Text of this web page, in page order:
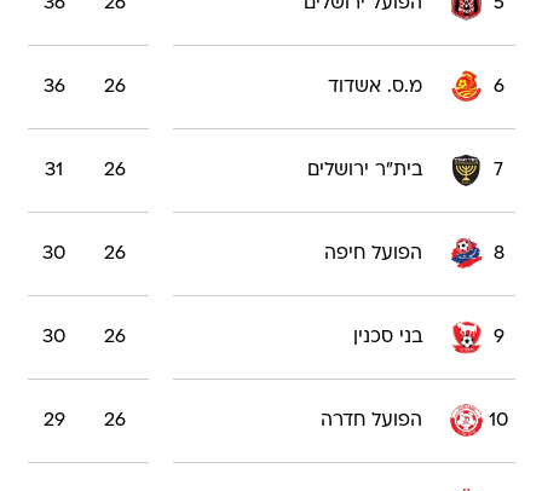
5 הפועל ירושלים 26
36
6 מ.ס. אשדוד 26
36
7 בית"ר ירושלים 26
31
8 הפועל חיפה 26
30
9 בני סכנין 26
30
10 הפועל חדרה 26
29